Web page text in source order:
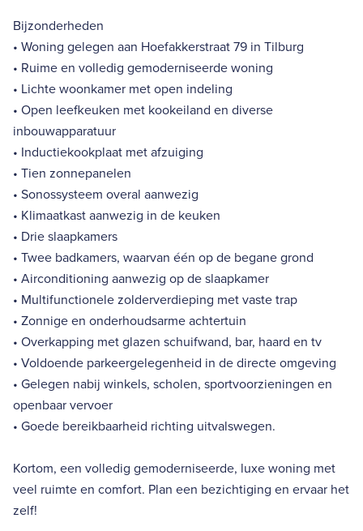
Bijzonderheden
• Woning gelegen aan Hoefakkerstraat 79 in Tilburg
• Ruime en volledig gemoderniseerde woning
• Lichte woonkamer met open indeling
• Open leefkeuken met kookeiland en diverse
inbouwapparatuur
• Inductiekookplaat met afzuiging
• Tien zonnepanelen
• Sonossysteem overal aanwezig
• Klimaatkast aanwezig in de keuken
• Drie slaapkamers
• Twee badkamers, waarvan één op de begane grond
• Airconditioning aanwezig op de slaapkamer
• Multifunctionele zolderverdieping met vaste trap
• Zonnige en onderhoudsarme achtertuin
• Overkapping met glazen schuifwand, bar, haard en tv
• Voldoende parkeergelegenheid in de directe omgeving
• Gelegen nabij winkels, scholen, sportvoorzieningen en
openbaar vervoer
• Goede bereikbaarheid richting uitvalswegen.
Kortom, een volledig gemoderniseerde, luxe woning met
veel ruimte en comfort. Plan een bezichtiging en ervaar het
zelf!